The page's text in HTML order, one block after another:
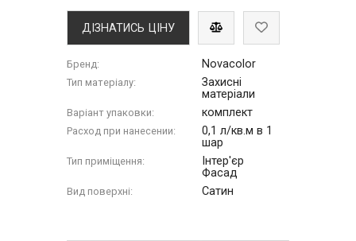
ДІЗНАТИСЬ ЦІНУ
Бренд: Novacolor
Тип матеріалу:
Захисні
матеріали
Варіант упаковки: комплект
Расход при нанесении:
0,1 л/кв.м в 1
шар
Тип приміщення:
Інтер'єр
Фасад
Вид поверхні: Сатин